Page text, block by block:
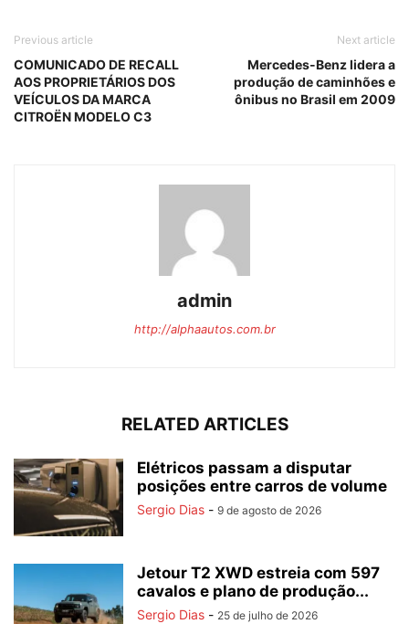
Previous article
COMUNICADO DE RECALL
AOS PROPRIETÁRIOS DOS
VEÍCULOS DA MARCA
CITROËN MODELO C3
Next article
Mercedes-Benz lidera a
produção de caminhões e
ônibus no Brasil em 2009
admin
http://alphaautos.com.br
RELATED ARTICLES
Elétricos passam a disputar
posições entre carros de volume
Sergio Dias - 9 de agosto de 2026
Jetour T2 XWD estreia com 597
cavalos e plano de produção...
Sergio Dias - 25 de julho de 2026